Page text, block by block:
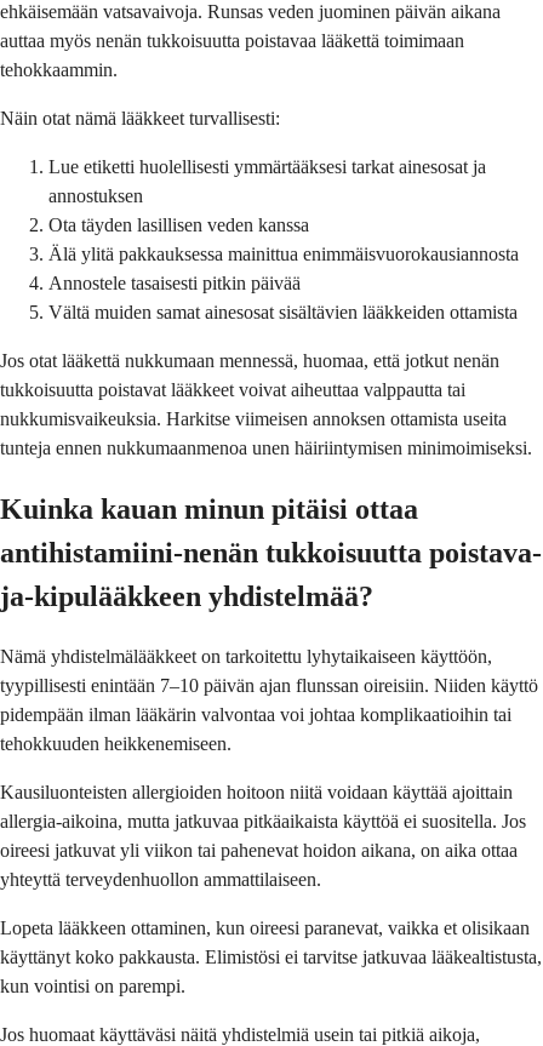
ehkäisemään vatsavaivoja. Runsas veden juominen päivän aikana
auttaa myös nenän tukkoisuutta poistavaa lääkettä toimimaan
tehokkaammin.
Näin otat nämä lääkkeet turvallisesti:
Lue etiketti huolellisesti ymmärtääksesi tarkat ainesosat ja
annostuksen
Ota täyden lasillisen veden kanssa
Älä ylitä pakkauksessa mainittua enimmäisvuorokausiannosta
Annostele tasaisesti pitkin päivää
Vältä muiden samat ainesosat sisältävien lääkkeiden ottamista
Jos otat lääkettä nukkumaan mennessä, huomaa, että jotkut nenän
tukkoisuutta poistavat lääkkeet voivat aiheuttaa valppautta tai
nukkumisvaikeuksia. Harkitse viimeisen annoksen ottamista useita
tunteja ennen nukkumaanmenoa unen häiriintymisen minimoimiseksi.
Kuinka kauan minun pitäisi ottaa
antihistamiini-nenän tukkoisuutta poistava-
ja-kipulääkkeen yhdistelmää?
Nämä yhdistelmälääkkeet on tarkoitettu lyhytaikaiseen käyttöön,
tyypillisesti enintään 7–10 päivän ajan flunssan oireisiin. Niiden käyttö
pidempään ilman lääkärin valvontaa voi johtaa komplikaatioihin tai
tehokkuuden heikkenemiseen.
Kausiluonteisten allergioiden hoitoon niitä voidaan käyttää ajoittain
allergia-aikoina, mutta jatkuvaa pitkäaikaista käyttöä ei suositella. Jos
oireesi jatkuvat yli viikon tai pahenevat hoidon aikana, on aika ottaa
yhteyttä terveydenhuollon ammattilaiseen.
Lopeta lääkkeen ottaminen, kun oireesi paranevat, vaikka et olisikaan
käyttänyt koko pakkausta. Elimistösi ei tarvitse jatkuvaa lääkealtistusta,
kun vointisi on parempi.
Jos huomaat käyttäväsi näitä yhdistelmiä usein tai pitkiä aikoja,